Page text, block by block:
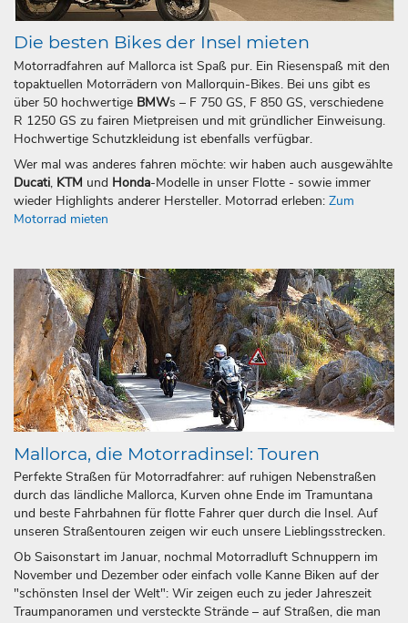
Die besten Bikes der Insel mieten
Motorradfahren auf Mallorca ist Spaß pur. Ein Riesenspaß mit den
topaktuellen Motorrädern von Mallorquin-Bikes. Bei uns gibt es
über 50 hochwertige BMWs – F 750 GS, F 850 GS, verschiedene
R 1250 GS zu fairen Mietpreisen und mit gründlicher Einweisung.
Hochwertige Schutzkleidung ist ebenfalls verfügbar.
Wer mal was anderes fahren möchte: wir haben auch ausgewählte
Ducati, KTM und Honda-Modelle in unser Flotte - sowie immer
wieder Highlights anderer Hersteller. Motorrad erleben: Zum
Motorrad mieten
Mallorca, die Motorradinsel: Touren
Perfekte Straßen für Motorradfahrer: auf ruhigen Nebenstraßen
durch das ländliche Mallorca, Kurven ohne Ende im Tramuntana
und beste Fahrbahnen für flotte Fahrer quer durch die Insel. Auf
unseren Straßentouren zeigen wir euch unsere Lieblingsstrecken.
Ob Saisonstart im Januar, nochmal Motorradluft Schnuppern im
November und Dezember oder einfach volle Kanne Biken auf der
"schönsten Insel der Welt": Wir zeigen euch zu jeder Jahreszeit
Traumpanoramen und versteckte Strände – auf Straßen, die man